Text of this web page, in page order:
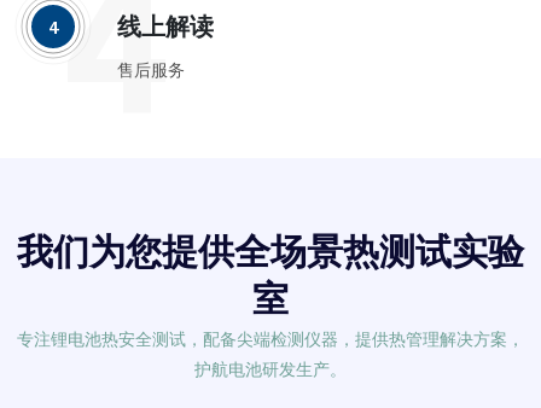
4 线上解读
售后服务
我们为您提供全场景热测试实验
室
专注锂电池热安全测试，配备尖端检测仪器，提供热管理解决方案，
护航电池研发生产。